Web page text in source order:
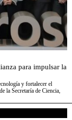
para impulsar la
y fortalecer el
la Secretaría de Ciencia,